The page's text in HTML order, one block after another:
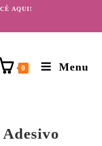
AQUI!
0 Menu